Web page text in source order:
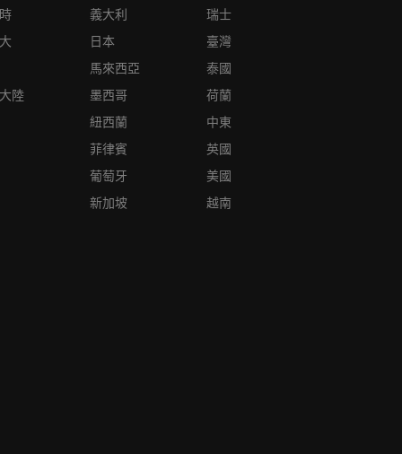
陸
義大利
日本
馬來西亞
墨西哥
紐西蘭
菲律賓
葡萄牙
新加坡
瑞士
臺灣
泰國
荷蘭
中東
英國
美國
越南